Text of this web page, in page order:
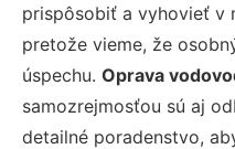
prispôsobiť a vyhovieť v
pretože vieme, že
úspechu. Oprava
samozrejmosťou sú aj
detailné poradenstvo,